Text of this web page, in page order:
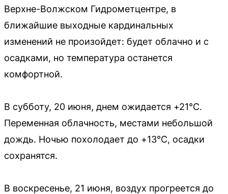
Верхне-Волжском Гидрометцентре, в
ближайшие выходные кардинальных
изменений не произойдет: будет облачно и с
осадками, но температура останется
комфортной.
В субботу, 20 июня, днем ожидается +21°C.
Переменная облачность, местами небольшой
дождь. Ночью похолодает до +13°C, осадки
сохранятся.
В воскресенье, 21 июня, воздух прогреется до